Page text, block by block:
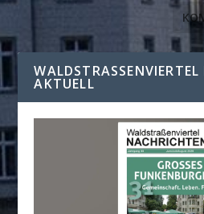
WALDSTRASSENVIERTEL
KTUELL